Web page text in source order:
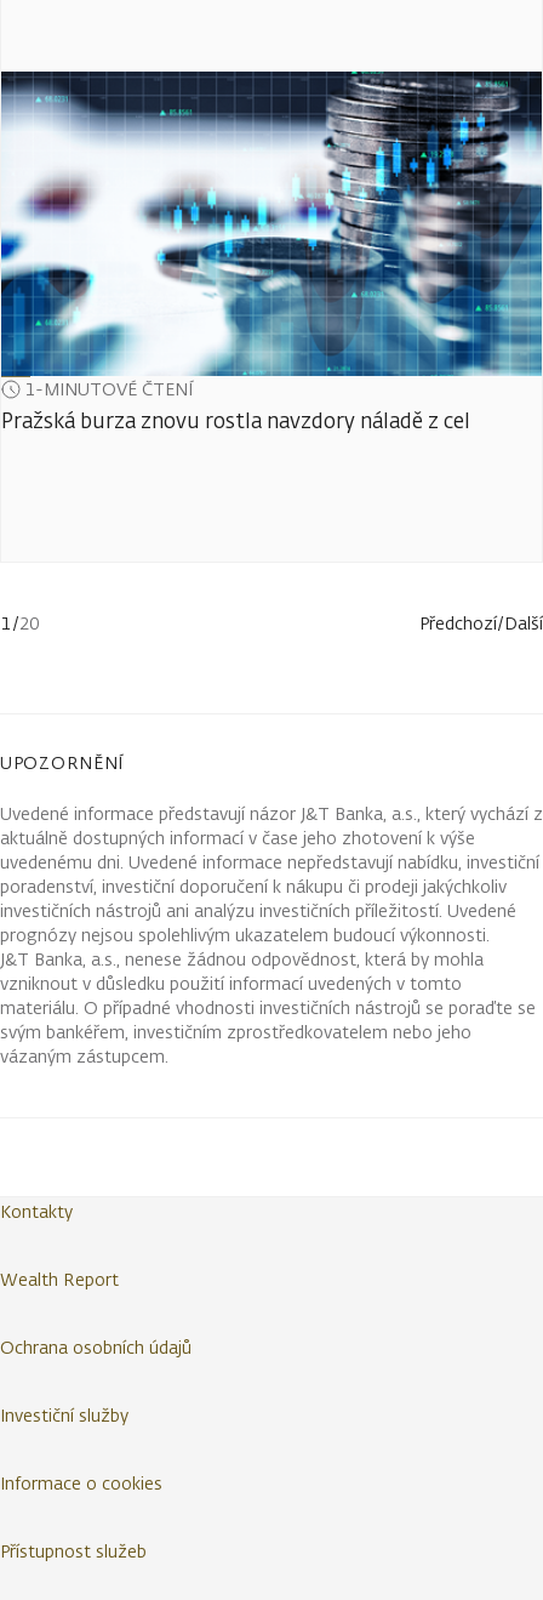
1-MINUTOVÉ ČTENÍ
Pražská burza znovu rostla navzdory náladě z cel
1/20 Předchozí/Další
UPOZORNĚNÍ
Uvedené informace představují názor J&T Banka, a.s., který vychází z
aktuálně dostupných informací v čase jeho zhotovení k výše
uvedenému dni. Uvedené informace nepředstavují nabídku, investiční
poradenství, investiční doporučení k nákupu či prodeji jakýchkoliv
investičních nástrojů ani analýzu investičních příležitostí. Uvedené
prognózy nejsou spolehlivým ukazatelem budoucí výkonnosti.
J&T Banka, a.s., nenese žádnou odpovědnost, která by mohla
vzniknout v důsledku použití informací uvedených v tomto
materiálu. O případné vhodnosti investičních nástrojů se poraďte se
svým bankéřem, investičním zprostředkovatelem nebo jeho
vázaným zástupcem.
Kontakty
Wealth Report
Ochrana osobních údajů
Investiční služby
Informace o cookies
Přístupnost služeb